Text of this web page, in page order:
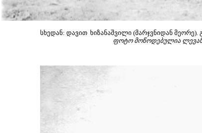
სხედან: დავით ხიზანაშვილი (მარჯვნიდან მეორე).
ფოტო მოწოდებულია ლევან